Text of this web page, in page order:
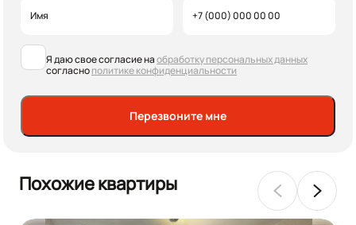
Я даю свое согласие наобработку персональных данных
согласнополитике конфиденциальности
Перезвоните мне
Похожие квартиры